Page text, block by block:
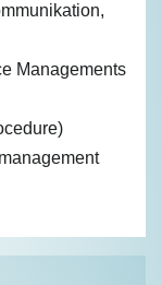
Managements